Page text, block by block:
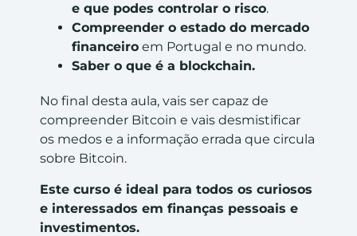
e que podes controlar o risco.
Compreender o estado do mercado
financeiro em Portugal e no mundo.
Saber o que é a blockchain.
No final desta aula, vais ser capaz de
compreender Bitcoin e vais desmistificar
os medos e a informação errada que circula
sobre Bitcoin.
Este curso é ideal para todos os curiosos
e interessados em finanças pessoais e
investimentos.